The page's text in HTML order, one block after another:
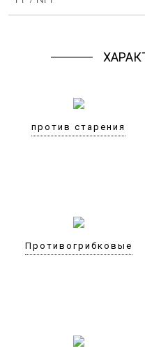
против старения
Противогрибковые